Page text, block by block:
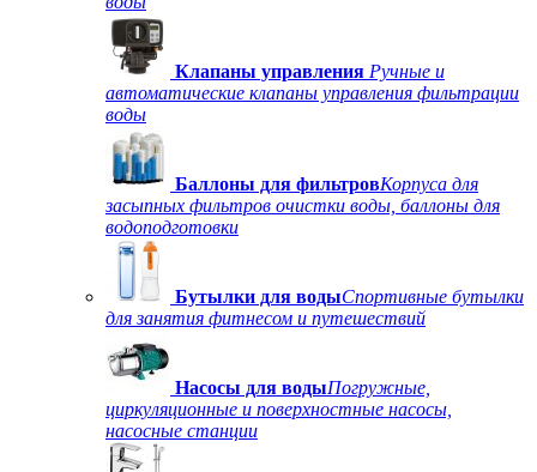
Клапаны управления Ручные и
автоматические клапаны управления фильтрации
воды
Баллоны для фильтровКорпуса для
засыпных фильтров очистки воды, баллоны для
водоподготовки
Бутылки для водыСпортивные бутылки
для занятия фитнесом и путешествий
Насосы для водыПогружные,
циркуляционные и поверхностные насосы,
насосные станции